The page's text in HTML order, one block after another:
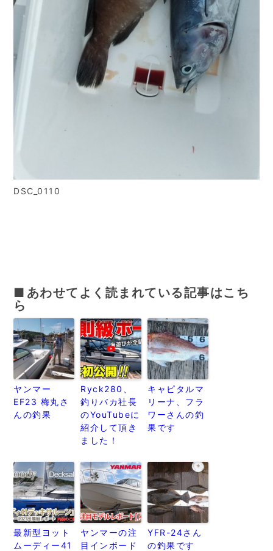
DSC_0110
あわせてよく読まれている記事はこち
ら
ヤンマー
EF23 梅丸さ
んの釣果
Ryck280、
釣りバカ社長
のYouTubeに
紹介して頂き
ました！
キャピタルマ
リーナ、フラ
ワーさんの釣
果です
最新型ヨット
ムーディー41
ヤンマーの注
目インボード
YFR-24さん
の釣果です